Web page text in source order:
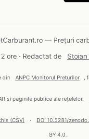
— Prețuri
ore · Redactat de
din ANPC Monitorul Prețurilor ,
și paginile publice ale rețelelor.
(CSV) · DOI 10.5281/
BY 4.0.